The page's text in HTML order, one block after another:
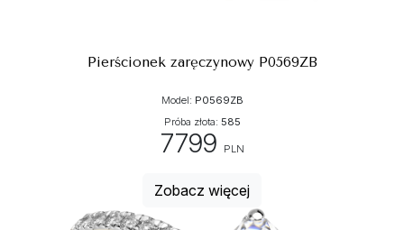
Pierścionek zaręczynowy P0569ZB
Model: P0569ZB
Próba złota: 585
7799 PLN
Zobacz więcej